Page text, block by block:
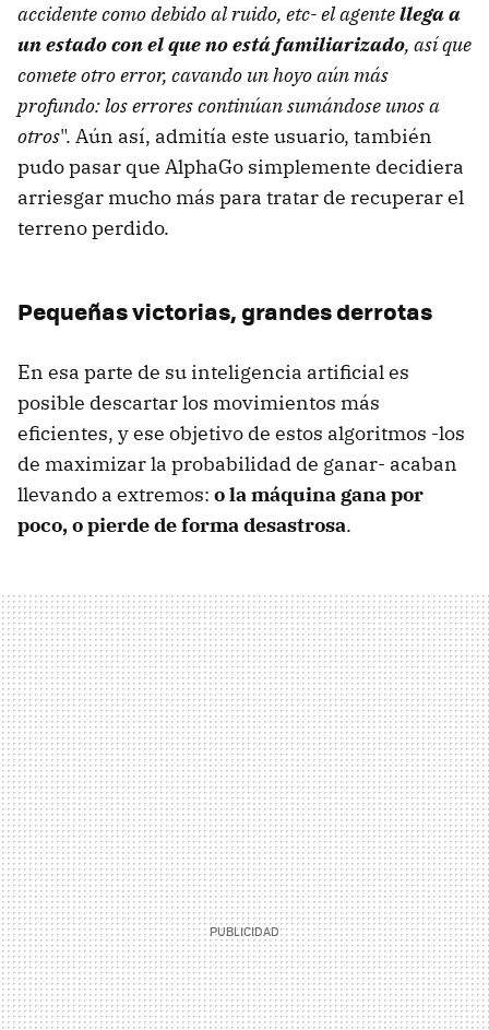
accidente como debido al ruido, etc- el agentellega a
un estado con el que no está familiarizado, así que
comete otro error, cavando un hoyo aún más
profundo: los errores continúan sumándose unos a
otros". Aún así, admitía este usuario, también
pudo pasar que AlphaGo simplemente decidiera
arriesgar mucho más para tratar de recuperar el
terreno perdido.
Pequeñas victorias, grandes derrotas
En esa parte de su inteligencia artificial es
posible descartar los movimientos más
eficientes, y ese objetivo de estos algoritmos -los
de maximizar la probabilidad de ganar- acaban
llevando a extremos: o la máquina gana por
poco, o pierde de forma desastrosa.